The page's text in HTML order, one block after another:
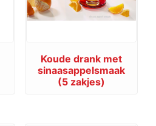
Koude drank met
sinaasappelsmaak
(5 zakjes)